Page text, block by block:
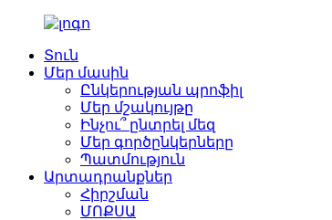
Տուն
Մեր մասին
Ընկերության պրոֆիլ
Մեր մշակույթը
Ինչու՞ ընտրել մեզ
Մեր գործընկերները
Պատմություն
Արտադրանքներ
Հիրշման
ՄՈՔՍԱ